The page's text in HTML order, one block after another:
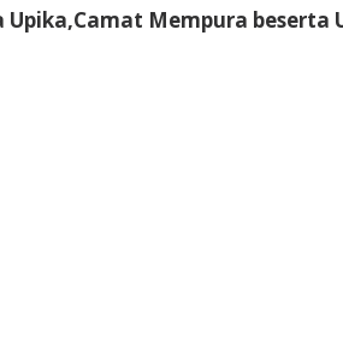
Mempura beserta